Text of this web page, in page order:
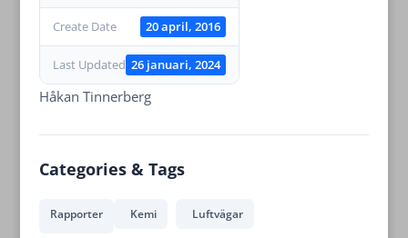
Create Date 20 april, 2016
Last Updated 26 januari, 2024
Håkan Tinnerberg
Categories & Tags
Rapporter Kemi Luftvägar